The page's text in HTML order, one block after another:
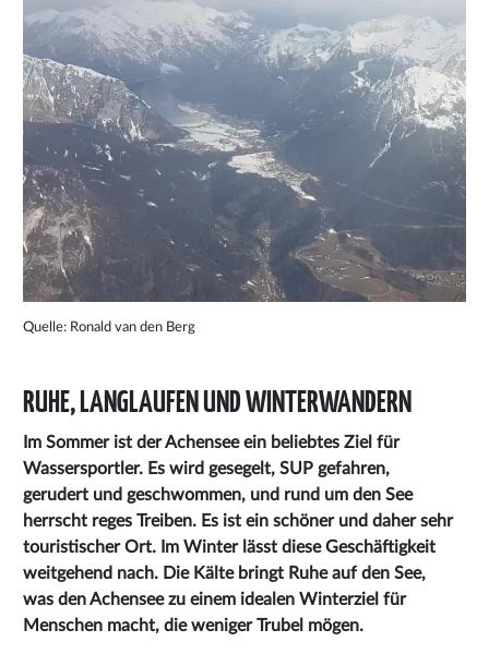
Quelle: Ronald van den Berg
RUHE, LANGLAUFEN UND WINTERWANDERN
Im Sommer ist der Achensee ein beliebtes Ziel für
Wassersportler. Es wird gesegelt, SUP gefahren,
gerudert und geschwommen, und rund um den See
herrscht reges Treiben. Es ist ein schöner und daher sehr
touristischer Ort. Im Winter lässt diese Geschäftigkeit
weitgehend nach. Die Kälte bringt Ruhe auf den See,
was den Achensee zu einem idealen Winterziel für
Menschen macht, die weniger Trubel mögen.